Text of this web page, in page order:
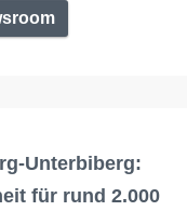
Unterbiberg:
für rund 2.000